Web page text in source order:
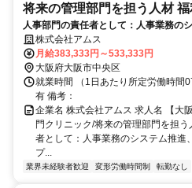
将来の管理部門を担う人材
事
人事部門の責任者として：人事業務の
充実・コンプライアンス対応 総務部門
じめとするコンプライアンス対応、経
株式会社アムス
月給383,333円～533,333円
大阪府大阪市中央区
就業時間 （1日あたり所定労働時間
有 備考：
企業名 株式会社アムス 求人名 【大
門クリニック/将来の管理部門を担
者として：人事業務のシステム推進
プ...
業界未経験者歓迎 変形労働時間制 転勤なし